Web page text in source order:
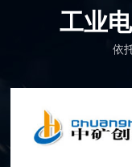
工业
依